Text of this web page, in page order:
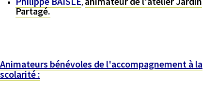
,
Partagé.
Animateurs bénévoles de l'accompagnement à la
scolarité :